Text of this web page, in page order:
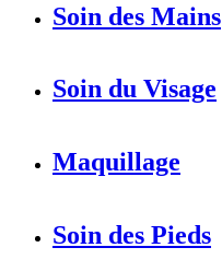
Soin des Mains
Soin du Visage
Maquillage
Soin des Pieds